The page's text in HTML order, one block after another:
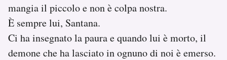
mangia il piccolo e non è colpa nostra.
È sempre lui, Santana.
Ci ha insegnato la paura e quando lui è morto, il
demone che ha lasciato in ognuno di noi è emerso.